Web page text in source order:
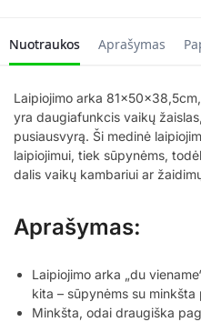
Nuotraukos Aprašymas
Laipiojimo arka
yra daugiafunkcis vaikų
pusiausvyrą. Ši medinė
laipiojimui, tiek sūpynėms,
dalis vaikų kambariui ar
Aprašymas:
Laipiojimo arka „du
kita – sūpynėms su minkšta
Minkšta, odai draugiška